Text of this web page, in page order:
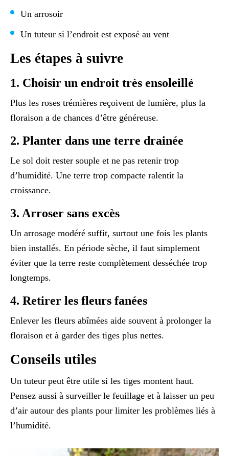
Un arrosoir
Un tuteur si l’endroit est exposé au vent
Les étapes à suivre
1. Choisir un endroit très ensoleillé
Plus les roses trémières reçoivent de lumière, plus la
floraison a de chances d’être généreuse.
2. Planter dans une terre drainée
Le sol doit rester souple et ne pas retenir trop
d’humidité. Une terre trop compacte ralentit la
croissance.
3. Arroser sans excès
Un arrosage modéré suffit, surtout une fois les plants
bien installés. En période sèche, il faut simplement
éviter que la terre reste complètement desséchée trop
longtemps.
4. Retirer les fleurs fanées
Enlever les fleurs abîmées aide souvent à prolonger la
floraison et à garder des tiges plus nettes.
Conseils utiles
Un tuteur peut être utile si les tiges montent haut.
Pensez aussi à surveiller le feuillage et à laisser un peu
d’air autour des plants pour limiter les problèmes liés à
l’humidité.